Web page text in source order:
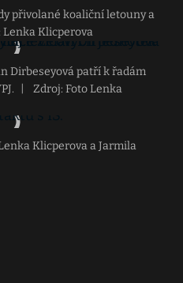
přivolané koaliční letouny a
Lenka Klicperova
Dirbeseyová patří k řadám
Zdroj: Foto Lenka
Klicperova a Jarmila